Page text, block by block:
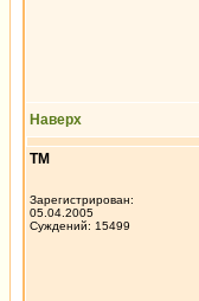
Наверх
ТМ
Зарегистрирован:
05.04.2005
Суждений: 15499